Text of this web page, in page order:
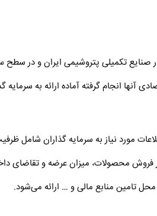
تکمیلی پتروشیمی ایران و در سطح
مورد نیاز به سرمایه گذاران شامل
محصولات، میزان عرضه و تقاضای
تامین منابع مالی و … ارائه می‌شود.